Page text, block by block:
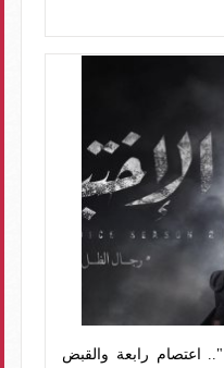
مسلسل الاختيار 2 " الحلقة 1 ".. اعتصام رابعة والقبض